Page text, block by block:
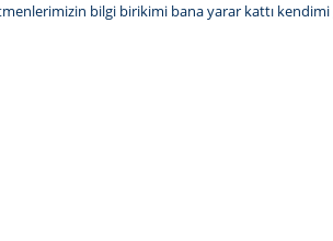
bilgi birikimi bana yarar kattı